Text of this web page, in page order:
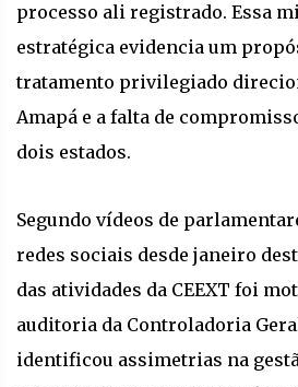
processo ali registrado. Essa
estratégica evidencia um
tratamento privilegiado
Amapá e a falta de
dois estados.
Segundo vídeos de
redes sociais desde janeiro
das atividades da CEEXT foi
auditoria da Controladoria
identificou assimetrias na